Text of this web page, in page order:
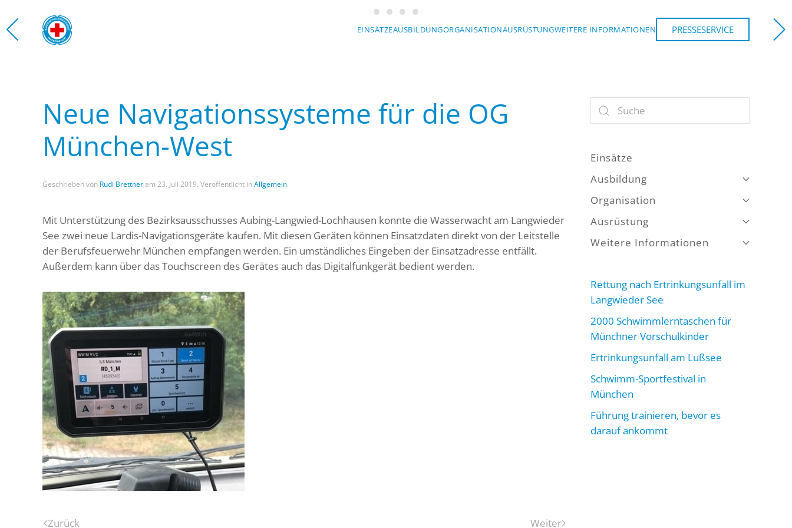
Zum Hauptinhalt springen EINSÄTZEAUSBILDUNGORGANISATIONAUSRÜSTUNGWEITERE INFORMATIONEN PRESSESERVICE
Wasserwacht München
Wasserwacht München
Wasserwacht München
Neue Navigationssysteme für die OG
München-West
Geschrieben von Rudi Brettneram 23. Juli 2019. Veröffentlicht inAllgemein.
Mit Unterstützung des Bezirksausschusses Aubing-Langwied-Lochhausen konnte die Wasserwacht am Langwieder
See zwei neue Lardis-Navigationsgeräte kaufen. Mit diesen Geräten können Einsatzdaten direkt von der Leitstelle
der Berufsfeuerwehr München empfangen werden. Ein umständliches Eingeben der Einsatzadresse entfällt.
Außerdem kann über das Touchscreen des Gerätes auch das Digitalfunkgerät bedient werden.
Zurück Weiter
Einsätze
Ausbildung
Organisation
Ausrüstung
Weitere Informationen
Rettung nach Ertrinkungsunfall im
Langwieder See
2000 Schwimmlerntaschen für
Münchner Vorschulkinder
Ertrinkungsunfall am Lußsee
Schwimm-Sportfestival in
München
Führung trainieren, bevor es
darauf ankommt